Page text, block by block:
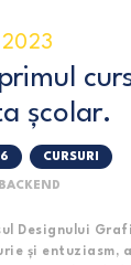
școlar.
CURSURI
BACKEND
Designului
și entuziasm,